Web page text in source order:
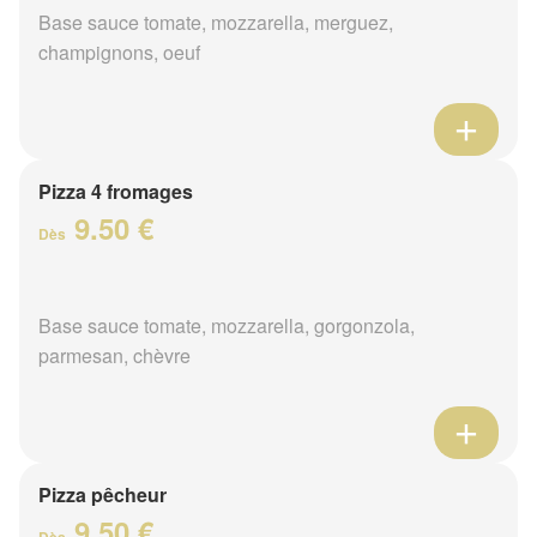
Base sauce tomate, mozzarella, merguez,
champignons, oeuf
Pizza 4 fromages
Dès 9.50 €
Base sauce tomate, mozzarella, gorgonzola,
parmesan, chèvre
Pizza pêcheur